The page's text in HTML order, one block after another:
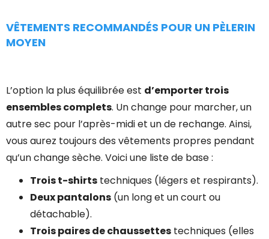
VÊTEMENTS RECOMMANDÉS POUR UN PÈLERIN
MOYEN
L’option la plus équilibrée est d’emporter trois
ensembles complets. Un change pour marcher, un
autre sec pour l’après-midi et un de rechange. Ainsi,
vous aurez toujours des vêtements propres pendant
qu’un change sèche. Voici une liste de base :
Trois t-shirts techniques (légers et respirants).
Deux pantalons (un long et un court ou
détachable).
Trois paires de chaussettes techniques (elles